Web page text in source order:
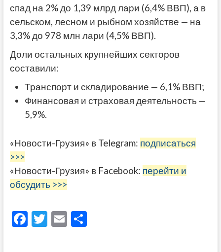
спад на 2% до 1,39 млрд лари (6,4% ВВП), а в
сельском, лесном и рыбном хозяйстве — на
3,3% до 978 млн лари (4,5% ВВП).
Доли остальных крупнейших секторов
составили:
Транспорт и складирование — 6,1% ВВП;
Финансовая и страховая деятельность —
5,9%.
«Новости-Грузия» в Telegram: подписаться
>>>
«Новости-Грузия» в Facebook: перейти и
обсудить >>>
F T E О